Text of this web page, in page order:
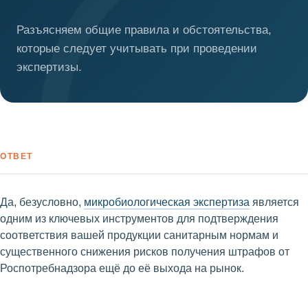
Разъясняем общие правила и обстоятельства,
которые следует учитывать при проведении
экспертизы.
ОТВЕТ
Да, безусловно, микробиологическая экспертиза является
одним из ключевых инструментов для подтверждения
соответствия вашей продукции санитарным нормам и
существенного снижения рисков получения штрафов от
Роспотребнадзора ещё до её выхода на рынок.